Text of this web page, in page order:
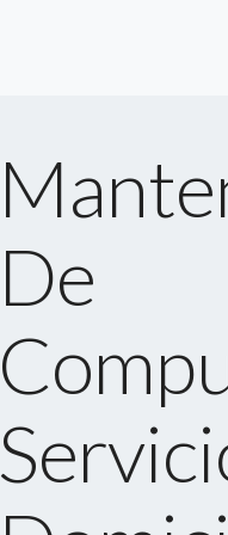
De